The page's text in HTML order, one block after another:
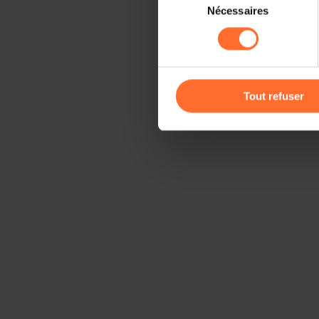
Il est précisé que la
sociaux, sauvegarde des
cas de refus de tous les
gauche de chaque page.
consentement
Nécessaires
Tout refuser